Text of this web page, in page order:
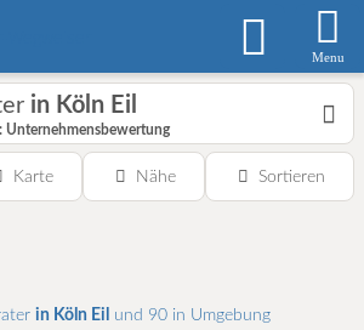
Menu
in Köln Eil
Karte Nähe Sortieren
in Köln Eil und 90 in Umgebung